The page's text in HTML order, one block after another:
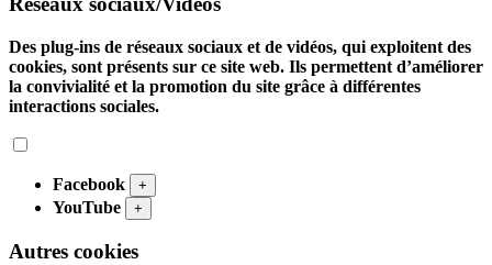
Des plug-ins de réseaux sociaux et de vidéos, qui exploitent des
cookies, sont présents sur ce site web. Ils permettent d’améliorer
la convivialité et la promotion du site grâce à différentes
interactions sociales.
Facebook +
YouTube +
Autres cookies